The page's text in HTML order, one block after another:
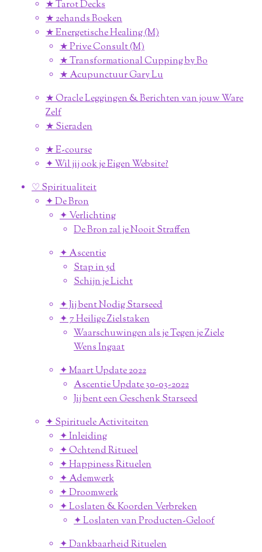
★ Tarot Decks
★ 2ehands Boeken
★ Energetische Healing (M)
★ Prive Consult (M)
★ Transformational Cupping by Bo
★ Acupunctuur Gary Lu
★ Oracle Leggingen & Berichten van jouw Ware
Zelf
★ Sieraden
★ E-course
✦ Wil jij ook je Eigen Website?
♡ Spiritualiteit
✦ De Bron
✦ Verlichting
De Bron zal je Nooit Straffen
✦ Ascentie
Stap in 5d
Schijn je Licht
✦ Jij bent Nodig Starseed
✦ 7 Heilige Zielstaken
Waarschuwingen als je Tegen je Ziele
Wens Ingaat
✦ Maart Update 2022
Ascentie Update 30-03-2022
Jij bent een Geschenk Starseed
✦ Spirituele Activiteiten
✦ Inleiding
✦ Ochtend Ritueel
✦ Happiness Rituelen
✦ Ademwerk
✦ Droomwerk
✦ Loslaten & Koorden Verbreken
✦ Loslaten van Producten-Geloof
✦ Dankbaarheid Rituelen